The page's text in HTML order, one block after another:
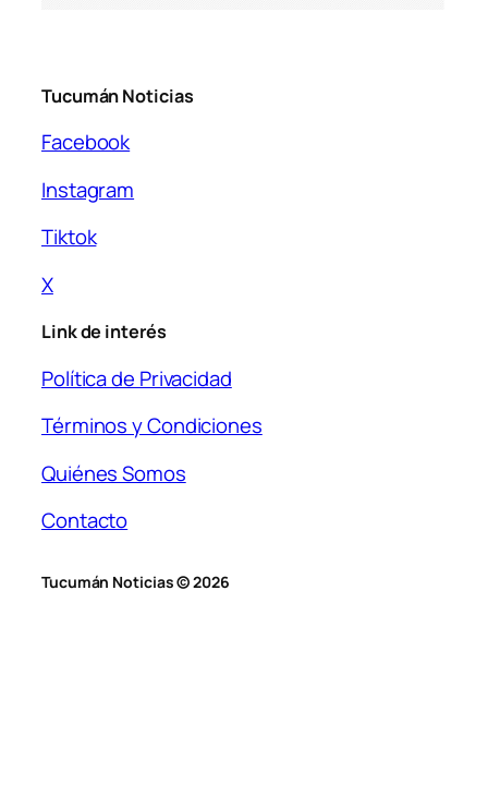
Tucumán Noticias
Facebook
Instagram
Tiktok
X
Link de interés
Política de Privacidad
Términos y Condiciones
Quiénes Somos
Contacto
Tucumán Noticias © 2026